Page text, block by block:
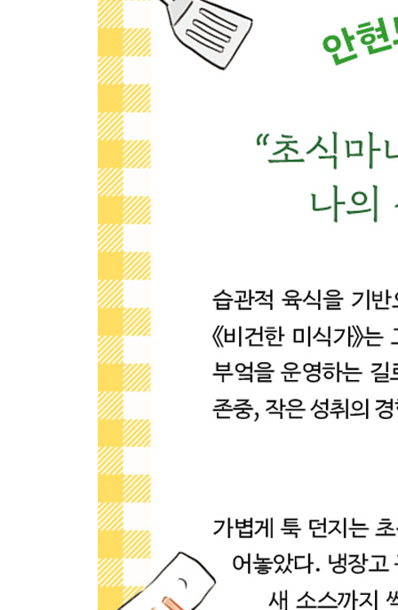
썩지 않는 사과
└[오늘의 레시피] 사과 바질 샐러드
5000원짜리 애호박
└[오늘의 레시피] 애호박밥
초식마녀 툰: 어떤 존재들은